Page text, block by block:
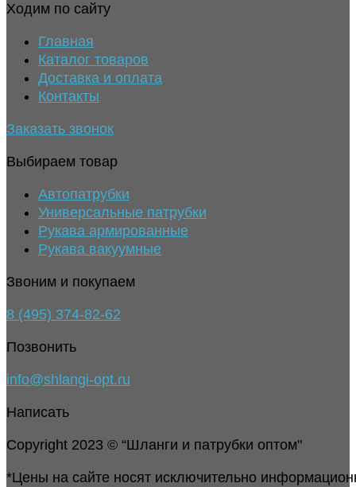
Ходим по сайту
Главная
Каталог товаров
Доставка и оплата
Контакты
Заказать звонок
Выбираем товар
Автопатрубки
Универсальные патрубки
Рукава армированные
Рукава вакуумные
Звоним и покупаем
8 (495) 374-82-62
Позвонить
info@shlangi-opt.ru
Написать
Copyright 2023 © “Шланги и патрубки оптом"
*Цены на сайте носят исключительно